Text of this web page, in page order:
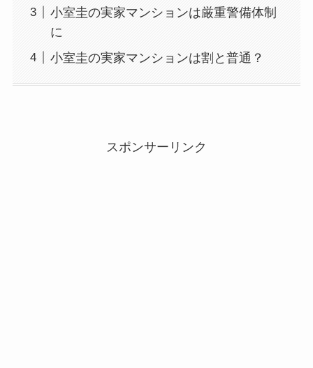
小室圭の実家マンションは厳重警備体制
に
小室圭の実家マンションは割と普通？
スポンサーリンク